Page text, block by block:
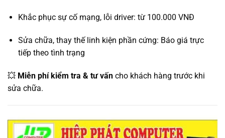
Khắc phục sự cố mạng, lỗi driver: từ 100.000 VNĐ
Sửa chữa, thay thế linh kiện phần cứng: Báo giá trực
tiếp theo tình trạng
💥 Miễn phí kiểm tra & tư vấn cho khách hàng trước khi
sửa chữa.